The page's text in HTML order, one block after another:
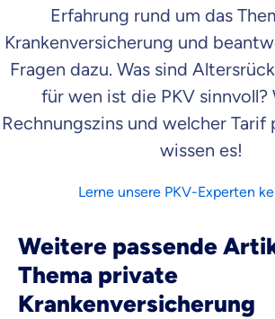
Erfahrung rund um das
Krankenversicherung und
Fragen dazu. Was sind
für wen ist die PKV sinnvoll?
Rechnungszins und welcher Tarif
wissen es!
Lerne unsere PKV-Experten
Weitere passende
Thema private
Krankenversicherung